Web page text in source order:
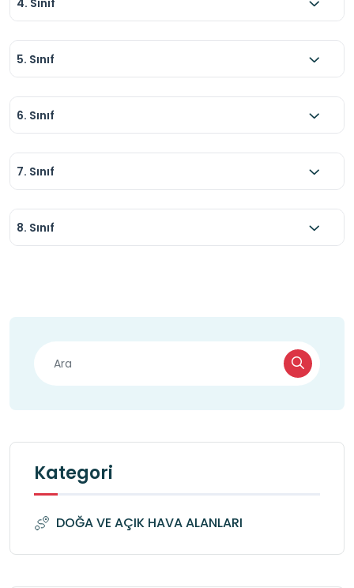
5. Sınıf
6. Sınıf
7. Sınıf
8. Sınıf
Kategori
DOĞA VE AÇIK HAVA ALANLARI